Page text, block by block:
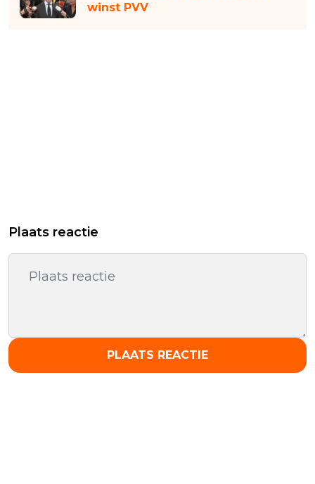
winst PVV
Plaats reactie
PLAATS REACTIE